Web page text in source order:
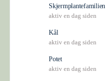
Skjermplantefamilien
aktiv en dag siden
Kål
aktiv en dag siden
Potet
aktiv en dag siden